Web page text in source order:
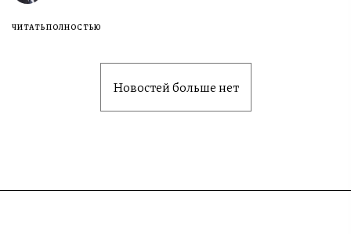
ЧИТАТЬ ПОЛНОСТЬЮ
Новостей больше нет